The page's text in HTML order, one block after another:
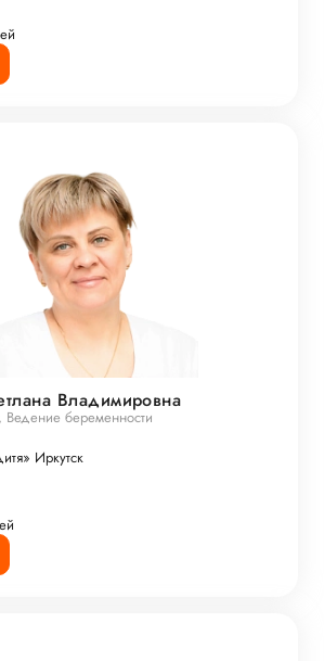
Владимировна
Ведение беременности
Иркутск